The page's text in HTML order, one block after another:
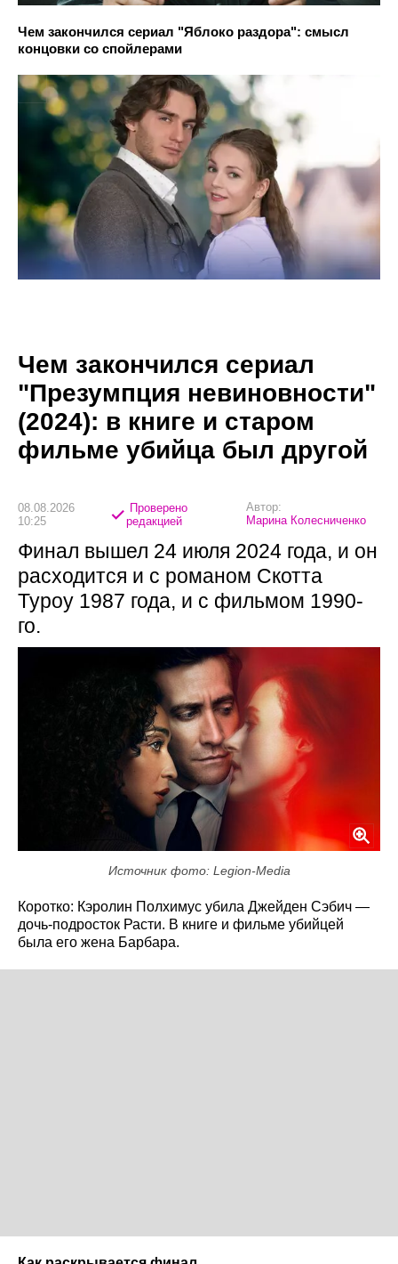
Чем закончился сериал "Яблоко раздора": смысл
концовки со спойлерами
Чем закончился сериал
"Презумпция невиновности"
(2024): в книге и старом
фильме убийца был другой
08.08.2026
10:25
Проверено
редакцией
Автор:
Марина Колесниченко
Финал вышел 24 июля 2024 года, и он
расходится и с романом Скотта
Туроу 1987 года, и с фильмом 1990-
го.
Источник фото: Legion-Media
Коротко: Кэролин Полхимус убила Джейден Сэбич —
дочь-подросток Расти. В книге и фильме убийцей
была его жена Барбара.